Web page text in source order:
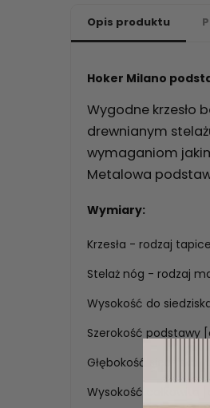
Opis produktu
Hoker Milano
Wygodne krzesło
drewnianym
wymaganiom
Metalowa
Wymiary:
Krzesła - rodzaj
Stelaż nóg - rodzaj
Wysokość do
Szerokość podstawy
Głębokość siedziska
Wysokość całkowita